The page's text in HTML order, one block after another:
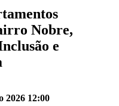
Nobre,
e
2026 12:00